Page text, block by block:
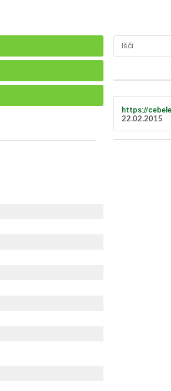
https://
22.02.2015